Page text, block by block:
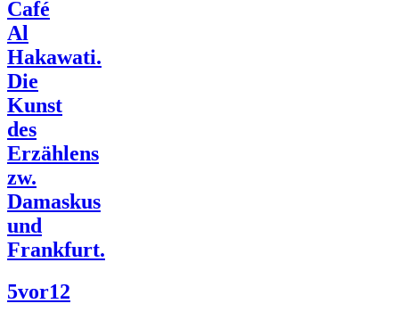
Café
Al
Hakawati.
Die
Kunst
des
Erzählens
zw.
Damaskus
und
Frankfurt.
5vor12